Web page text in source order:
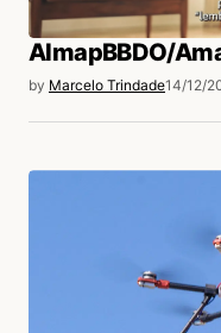
AlmapBBDO/
by Marcelo Trindade14/12/